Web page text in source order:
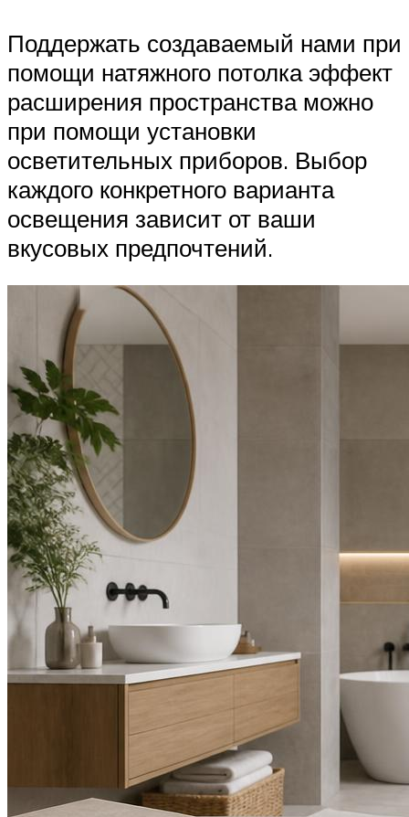
Поддержать создаваемый нами при
помощи натяжного потолка эффект
расширения пространства можно
при помощи установки
осветительных приборов. Выбор
каждого конкретного варианта
освещения зависит от ваши
вкусовых предпочтений.